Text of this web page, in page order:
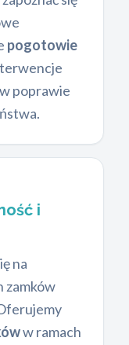
pogotowie
poprawie
i
na
zamków
w ramach